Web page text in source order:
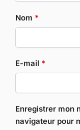
Nom *
E-mail *
Enregistrer mon
navigateur pour